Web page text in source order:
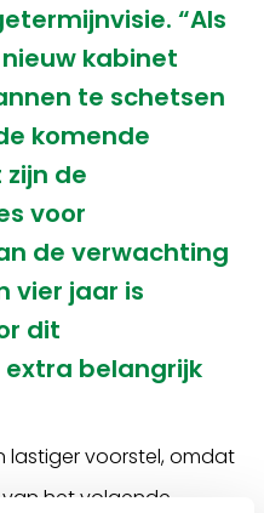
“Als
kabinet
te schetsen
komende
de
voor
de verwachting
vier jaar is
dit
belangrijk
lastiger voorstel, omdat
het volgende